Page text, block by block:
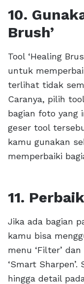
10.
Brush’
Tool ‘Healing
untuk
terlihat tidak
Caranya, pilih
bagian foto yang
geser tool
kamu gunakan
memperbaiki
11.
Jika ada bagian
kamu bisa
menu ‘Filter’
‘Smart
hingga detail